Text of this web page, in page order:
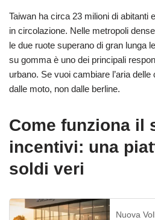
Taiwan ha circa 23 milioni di abitanti
in circolazione. Nelle metropoli
le due ruote superano di gran lunga
su gomma è uno dei principali
urbano. Se vuoi cambiare l’aria
dalle moto, non dalle berline.
Come funziona il
incentivi: una
soldi veri
Nuova